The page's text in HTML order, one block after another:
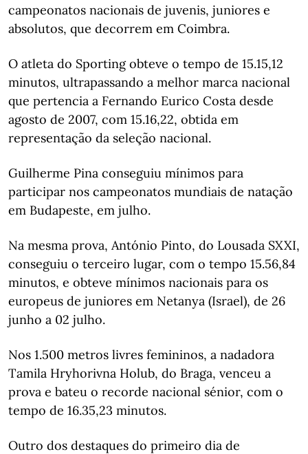
campeonatos nacionais de juvenis, juniores e
absolutos, que decorrem em Coimbra.
O atleta do Sporting obteve o tempo de 15.15,12
minutos, ultrapassando a melhor marca nacional
que pertencia a Fernando Eurico Costa desde
agosto de 2007, com 15.16,22, obtida em
representação da seleção nacional.
Guilherme Pina conseguiu mínimos para
participar nos campeonatos mundiais de natação
em Budapeste, em julho.
Na mesma prova, António Pinto, do Lousada SXXI,
conseguiu o terceiro lugar, com o tempo 15.56,84
minutos, e obteve mínimos nacionais para os
europeus de juniores em Netanya (Israel), de 26
junho a 02 julho.
Nos 1.500 metros livres femininos, a nadadora
Tamila Hryhorivna Holub, do Braga, venceu a
prova e bateu o recorde nacional sénior, com o
tempo de 16.35,23 minutos.
Outro dos destaques do primeiro dia de